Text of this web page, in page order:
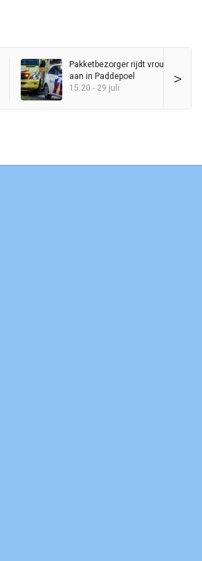
>
Pakketbezorger rijdt vrouw met
aan in Paddepoel
15:20 - 29 juli